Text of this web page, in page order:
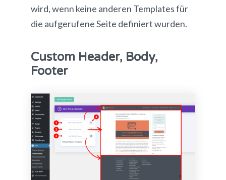
wird, wenn keine anderen Templates für
die aufgerufene Seite definiert wurden.
Custom Header, Body,
Footer